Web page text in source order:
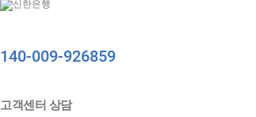
140-009-926859
고객센터 상담